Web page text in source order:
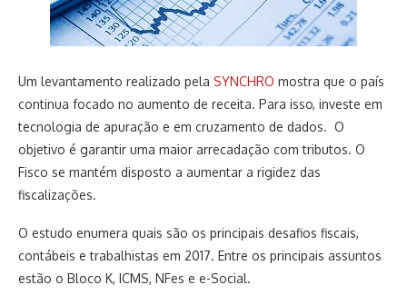
Um levantamento realizado pela SYNCHRO mostra que o país
continua focado no aumento de receita. Para isso, investe em
tecnologia de apuração e em cruzamento de dados. O
objetivo é garantir uma maior arrecadação com tributos. O
Fisco se mantém disposto a aumentar a rigidez das
fiscalizações.
O estudo enumera quais são os principais desafios fiscais,
contábeis e trabalhistas em 2017. Entre os principais assuntos
estão o Bloco K, ICMS, NFes e e-Social.